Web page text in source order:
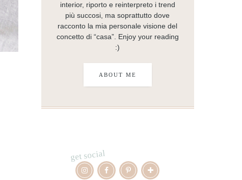
interior, riporto e reinterpreto i trend
più succosi, ma soprattutto dove
racconto la mia personale visione del
concetto di “casa”. Enjoy your reading
:)
ABOUT ME
get social